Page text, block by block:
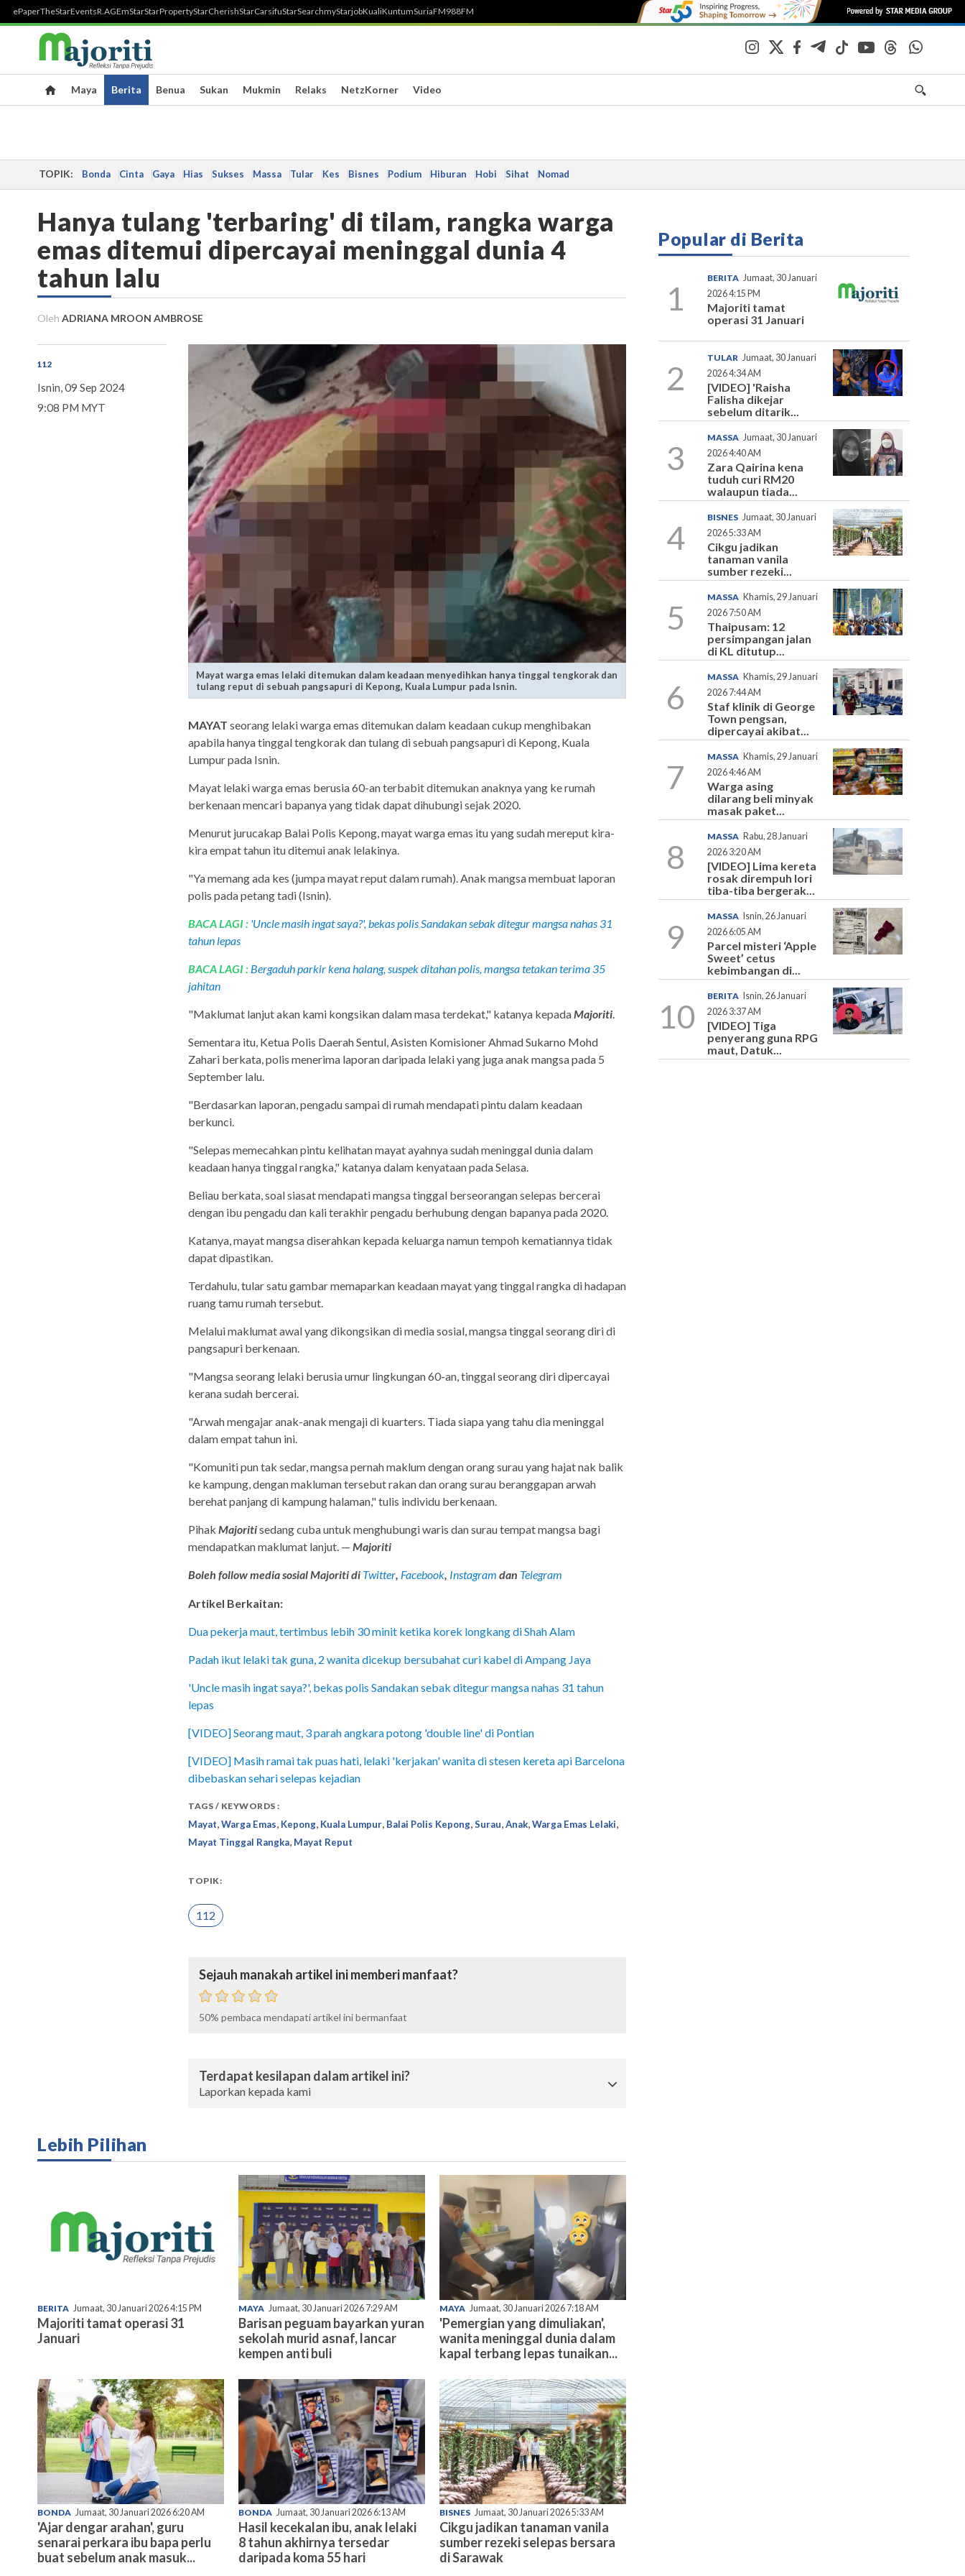
ePaperTheStarEventsR.AGEmStarStarPropertyStarCherishStarCarsifuStarSearchmyStarjobKualiKuntumSuriaFM988FM
Maya Berita Benua Sukan Mukmin Relaks NetzKorner Video
TOPIK: Bonda Cinta Gaya Hias Sukses Massa Tular Kes Bisnes Podium Hiburan Hobi Sihat Nomad
Hanya tulang 'terbaring' di tilam, rangka warga
emas ditemui dipercayai meninggal dunia 4
tahun lalu
Oleh ADRIANA MROON AMBROSE
112
Isnin, 09 Sep 2024
9:08 PM MYT
Mayat warga emas lelaki ditemukan dalam keadaan menyedihkan hanya tinggal tengkorak dan
tulang reput di sebuah pangsapuri di Kepong, Kuala Lumpur pada Isnin.
MAYAT seorang lelaki warga emas ditemukan dalam keadaan cukup menghibakan
apabila hanya tinggal tengkorak dan tulang di sebuah pangsapuri di Kepong, Kuala
Lumpur pada Isnin.
Mayat lelaki warga emas berusia 60-an terbabit ditemukan anaknya yang ke rumah
berkenaan mencari bapanya yang tidak dapat dihubungi sejak 2020.
Menurut jurucakap Balai Polis Kepong, mayat warga emas itu yang sudah mereput kira-
kira empat tahun itu ditemui anak lelakinya.
"Ya memang ada kes (jumpa mayat reput dalam rumah). Anak mangsa membuat laporan
polis pada petang tadi (Isnin).
BACA LAGI : 'Uncle masih ingat saya?', bekas polis Sandakan sebak ditegur mangsa nahas 31
tahun lepas
BACA LAGI : Bergaduh parkir kena halang, suspek ditahan polis, mangsa tetakan terima 35
jahitan
"Maklumat lanjut akan kami kongsikan dalam masa terdekat," katanya kepada Majoriti
Sementara itu, Ketua Polis Daerah Sentul, Asisten Komisioner Ahmad Sukarno Mohd
Zahari berkata, polis menerima laporan daripada lelaki yang juga anak mangsa pada 5
September lalu.
"Berdasarkan laporan, pengadu sampai di rumah mendapati pintu dalam keadaan
berkunci.
"Selepas memecahkan pintu kelihatan mayat ayahnya sudah meninggal dunia dalam
keadaan hanya tinggal rangka," katanya dalam kenyataan pada Selasa.
Beliau berkata, soal siasat mendapati mangsa tinggal berseorangan selepas bercerai
dengan ibu pengadu dan kali terakhir pengadu berhubung dengan bapanya pada 2020.
Katanya, mayat mangsa diserahkan kepada keluarga namun tempoh kematiannya tidak
dapat dipastikan.
Terdahulu, tular satu gambar memaparkan keadaan mayat yang tinggal rangka di hadapan
ruang tamu rumah tersebut.
Melalui maklumat awal yang dikongsikan di media sosial, mangsa tinggal seorang diri di
pangsapuri berkenaan.
"Mangsa seorang lelaki berusia umur lingkungan 60-an, tinggal seorang diri dipercayai
kerana sudah bercerai.
"Arwah mengajar anak-anak mengaji di kuarters. Tiada siapa yang tahu dia meninggal
dalam empat tahun ini.
"Komuniti pun tak sedar, mangsa pernah maklum dengan orang surau yang hajat nak balik
ke kampung, dengan makluman tersebut rakan dan orang surau beranggapan arwah
berehat panjang di kampung halaman," tulis individu berkenaan.
Pihak Majoritisedang cuba untuk menghubungi waris dan surau tempat mangsa bagi
mendapatkan maklumat lanjut. — Majoriti
Boleh follow media sosial Majoriti di Twitter Facebook Instagram dan Telegram
Artikel Berkaitan:
Dua pekerja maut, tertimbus lebih 30 minit ketika korek longkang di Shah Alam
Padah ikut lelaki tak guna, 2 wanita dicekup bersubahat curi kabel di Ampang Jaya
'Uncle masih ingat saya?', bekas polis Sandakan sebak ditegur mangsa nahas 31 tahun
lepas
[VIDEO] Seorang maut, 3 parah angkara potong 'double line' di Pontian
[VIDEO] Masih ramai tak puas hati, lelaki 'kerjakan' wanita di stesen kereta api Barcelona
dibebaskan sehari selepas kejadian
TAGS / KEYWORDS :
Mayat Warga Emas Kepong Kuala Lumpur Balai Polis Kepong Surau Anak Warga Emas Lelaki
Mayat Tinggal Rangka Mayat Reput
TOPIK:
112
Sejauh manakah artikel ini memberi manfaat?
50% pembaca mendapati artikel ini bermanfaat
Terdapat kesilapan dalam artikel ini?
Laporkan kepada kami
Lebih Pilihan
BERITA Jumaat, 30 Januari 2026 4:15 PM
Majoriti tamat operasi 31
Januari
MAYA Jumaat, 30 Januari 2026 7:29 AM
Barisan peguam bayarkan yuran
sekolah murid asnaf, lancar
kempen anti buli
MAYA Jumaat, 30 Januari 2026 7:18 AM
'Pemergian yang dimuliakan',
wanita meninggal dunia dalam
kapal terbang lepas tunaikan...
BONDA Jumaat, 30 Januari 2026 6:20 AM
'Ajar dengar arahan', guru
senarai perkara ibu bapa perlu
buat sebelum anak masuk...
BONDA Jumaat, 30 Januari 2026 6:13 AM
Hasil kecekalan ibu, anak lelaki
8 tahun akhirnya tersedar
daripada koma 55 hari
BISNES Jumaat, 30 Januari 2026 5:33 AM
Cikgu jadikan tanaman vanila
sumber rezeki selepas bersara
di Sarawak
Popular di Berita
1
BERITA Jumaat, 30 Januari
2026 4:15 PM
Majoriti tamat
operasi 31 Januari
2
TULAR Jumaat, 30 Januari
2026 4:34 AM
[VIDEO] 'Raisha
Falisha dikejar
sebelum ditarik...
3
MASSA Jumaat, 30 Januari
2026 4:40 AM
Zara Qairina kena
tuduh curi RM20
walaupun tiada...
4
BISNES Jumaat, 30 Januari
2026 5:33 AM
Cikgu jadikan
tanaman vanila
sumber rezeki...
5
MASSA Khamis, 29 Januari
2026 7:50 AM
Thaipusam: 12
persimpangan jalan
di KL ditutup...
6
MASSA Khamis, 29 Januari
2026 7:44 AM
Staf klinik di George
Town pengsan,
dipercayai akibat...
7
MASSA Khamis, 29 Januari
2026 4:46 AM
Warga asing
dilarang beli minyak
masak paket...
8
MASSA Rabu, 28 Januari
2026 3:20 AM
[VIDEO] Lima kereta
rosak dirempuh lori
tiba-tiba bergerak...
9
MASSA
Isnin, 26 Januari
2026 6:05 AM
Parcel misteri ‘Apple
Sweet’ cetus
kebimbangan di...
10
BERITA
Isnin, 26 Januari
2026 3:37 AM
[VIDEO] Tiga
penyerang guna RPG
maut, Datuk...